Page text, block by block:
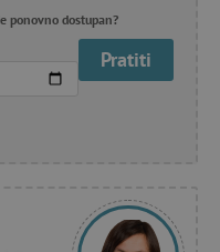
ponovno dostupan?
Pratiti